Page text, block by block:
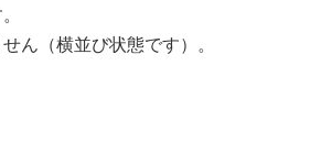
ん（横並び状態です）。